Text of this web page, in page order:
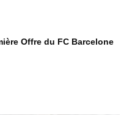
Offre du FC Barcelone